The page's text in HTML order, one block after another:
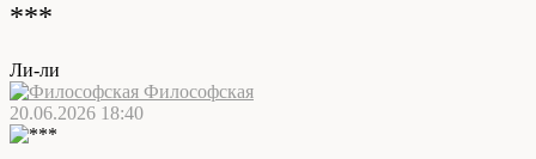
***
Ли-ли
Философская
20.06.2026 18:40